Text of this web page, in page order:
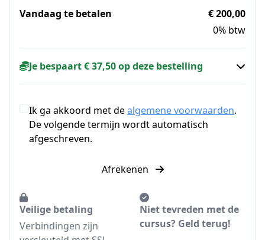
Vandaag te betalen
€ 200,00
0% btw
Je bespaart € 37,50 op deze bestelling
Ik ga akkoord met dealgemene voorwaarden.
De volgende termijn wordt automatisch
afgeschreven.
Afrekenen
Veilige betaling
Verbindingen zijn
Niet tevreden met de
cursus? Geld terug!